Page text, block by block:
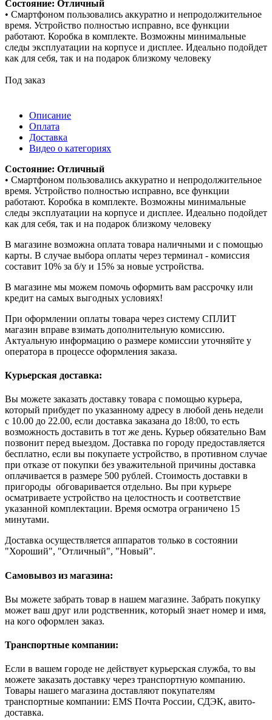
Состояние: Отличный
• Смартфоном пользовались аккуратно и непродолжительное
время. Устройство полностью исправно, все функции
работают. Коробка в комплекте. Возможны минимальные
следы эксплуатации на корпусе и дисплее. Идеально подойдет
как для себя, так и на подарок близкому человеку
Под заказ
Описание
Оплата
Доставка
Видео о категориях
Состояние: Отличный
• Смартфоном пользовались аккуратно и непродолжительное
время. Устройство полностью исправно, все функции
работают. Коробка в комплекте. Возможны минимальные
следы эксплуатации на корпусе и дисплее. Идеально подойдет
как для себя, так и на подарок близкому человеку
В магазине возможна оплата товара наличными и с помощью
карты. В случае выбора оплаты через терминал - комиссия
составит 10% за б/у и 15% за новые устройства.
В магазине мы можем помочь оформить вам рассрочку или
кредит на самых выгодных условиях!
При оформлении оплаты товара через систему СПЛИТ
магазин вправе взимать дополнительную комиссию.
Актуальную информацию о размере комиссии уточняйте у
оператора в процессе оформления заказа.
Курьерская доставка:
Вы можете заказать доставку товара с помощью курьера,
который прибудет по указанному адресу в любой день недели
с 10.00 до 22.00, если доставка заказана до 18:00, то есть
возможность доставить в тот же день. Курьер обязательно Вам
позвонит перед выездом. Доставка по городу предоставляется
бесплатно, если вы покупаете устройство, в противном случае
при отказе от покупки без уважительной причины доставка
оплачивается в размере 500 рублей. Стоимость доставки в
пригороды обговаривается отдельно. Вы при курьере
осматриваете устройство на целостность и соответствие
указанной комплектации. Время осмотра ограничено 15
минутами.
Доставка осуществляется аппаратов только в состоянии
"Хороший", "Отличный", "Новый".
Самовывоз из магазина:
Вы можете забрать товар в нашем магазине. Забрать покупку
может ваш друг или родственник, который знает номер и имя,
на кого оформлен заказ.
Транспортные компании:
Если в вашем городе не действует курьерская служба, то вы
можете заказать доставку через транспортную компанию.
Товары нашего магазина доставляют покупателям
транспортные компании: EMS Почта России, СДЭК, авито-
доставка.